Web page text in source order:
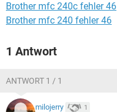
Brother mfc 240c fehler 46
Brother mfc 240 fehler 46
1 Antwort
ANTWORT 1 / 1
milojerry 1